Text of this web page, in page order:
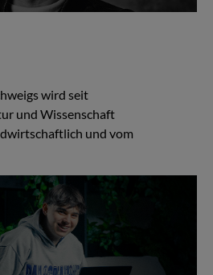
wird seit
und Wissenschaft
und vom